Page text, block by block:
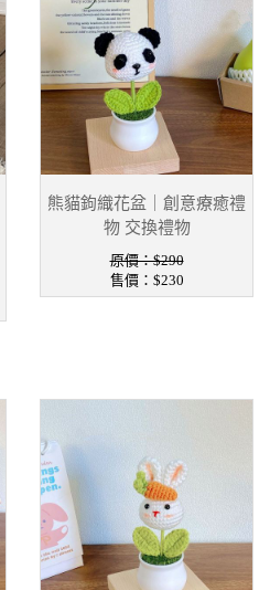
熊貓鉤織花盆｜創意療癒禮
物 交換禮物
原價：$290
售價： $230